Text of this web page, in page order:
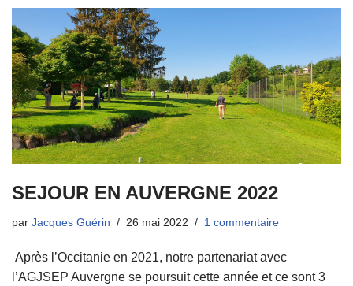
SEJOUR EN AUVERGNE 2022
par Jacques Guérin 26 mai 2022 1 commentaire
Après l’Occitanie en 2021, notre partenariat avec
l’AGJSEP Auvergne se poursuit cette année et ce sont 3